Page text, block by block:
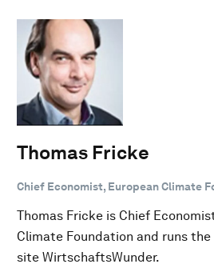
Thomas Fricke
Chief Economist, European Climate
Thomas Fricke is Chief
Climate Foundation and runs
site WirtschaftsWunder.